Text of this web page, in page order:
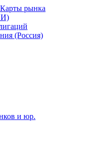
журнал
рынка
(Россия)
и юр.